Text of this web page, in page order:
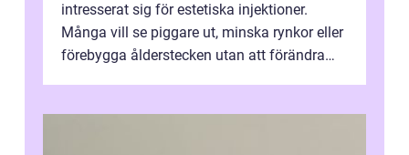
intresserat sig för estetiska injektioner.
Många vill se piggare ut, minska rynkor eller
förebygga ålderstecken utan att förändra